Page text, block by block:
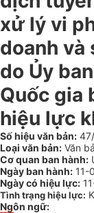
xử lý vi
doanh và
do Ủy
Quốc gia
hiệu lực
Số hiệu văn bản:
Loại văn bản: Văn
Cơ quan ban hành:
Ngày ban hành: 11-
Ngày có hiệu lực:
Tình trạng hiệu lực:
Ngôn ngữ: